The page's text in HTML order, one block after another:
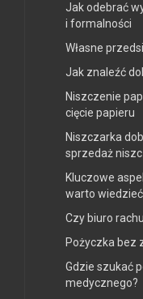
Jak odebrać
i formalności
Własne
Jak znaleźć
Niszczenie
cięcie papieru
Niszczarka
sprzedaż
Kluczowe
warto
Czy biuro
Pożyczka bez
Gdzie szukać
medycznego?